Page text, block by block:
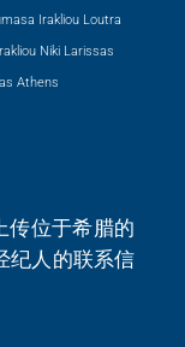
Irakliou Loutra
Niki Larissas
Athens
传位于希腊的
纪人的联系信